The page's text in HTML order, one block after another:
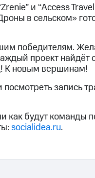
и “Access
в сельском»
победителям.
проект найдёт
К новым вершинам!
посмотреть запись
как будут команды
socialidea.ru.